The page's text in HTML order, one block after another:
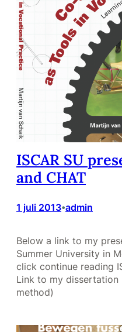
ISCAR SU
and CHAT
1 juli 2013•admin
Below a link to my
Summer University in
click continue reading
Link to my
method)